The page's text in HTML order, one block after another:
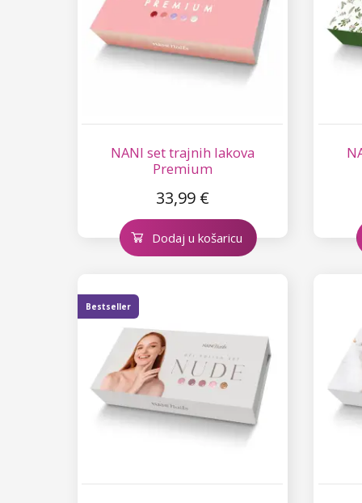
NANI set trajnih lakova
Premium
33,99 €
Dodaj u košaricu
Bestseller